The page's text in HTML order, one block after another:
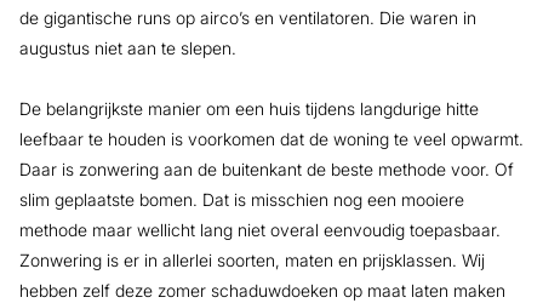
de gigantische runs op airco’s en ventilatoren. Die waren in
augustus niet aan te slepen.
De belangrijkste manier om een huis tijdens langdurige hitte
leefbaar te houden is voorkomen dat de woning te veel opwarmt.
Daar is zonwering aan de buitenkant de beste methode voor. Of
slim geplaatste bomen. Dat is misschien nog een mooiere
methode maar wellicht lang niet overal eenvoudig toepasbaar.
Zonwering is er in allerlei soorten, maten en prijsklassen. Wij
hebben zelf deze zomer schaduwdoeken op maat laten maken